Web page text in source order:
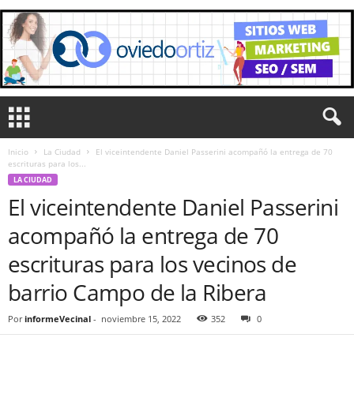
Inicio La Ciudad
El viceintendente Daniel Passerini acompañó la entrega de 70
escrituras para los...
LA CIUDAD
El viceintendente Daniel Passerini
acompañó la entrega de 70
escrituras para los vecinos de
barrio Campo de la Ribera
Por informeVecinal - noviembre 15, 2022 352 0